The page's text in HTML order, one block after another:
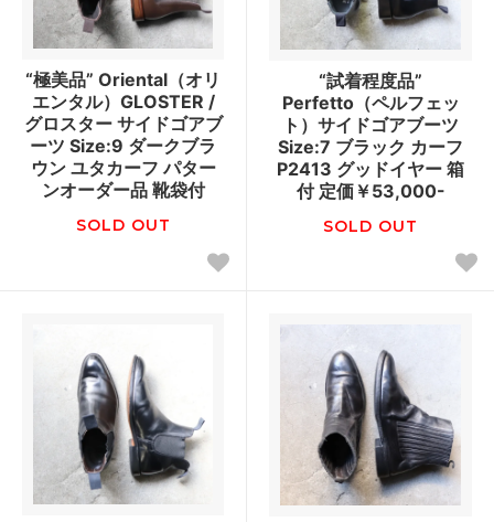
“極美品” Oriental（オリ
エンタル）GLOSTER /
グロスター サイドゴアブ
ーツ Size:9 ダークブラ
ウン ユタカーフ パター
ンオーダー品 靴袋付
SOLD OUT
“試着程度品”
Perfetto（ペルフェッ
ト）サイドゴアブーツ
Size:7 ブラック カーフ
P2413 グッドイヤー 箱
付 定価￥53,000-
SOLD OUT